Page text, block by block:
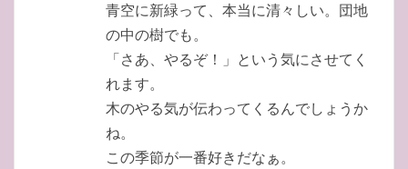
青空に新緑って、本当に清々しい。団地
の中の樹でも。
「さあ、やるぞ！」という気にさせてく
れます。
木のやる気が伝わってくるんでしょうか
ね。
この季節が一番好きだなぁ。